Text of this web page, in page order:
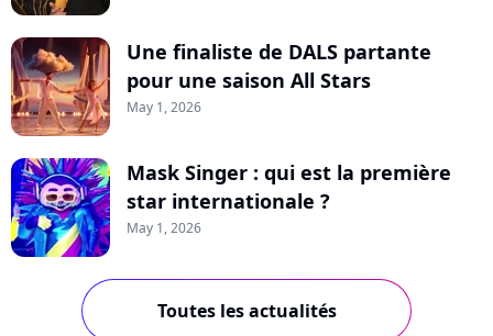
Une finaliste de DALS partante
pour une saison All Stars
May 1, 2026
Mask Singer : qui est la première
star internationale ?
May 1, 2026
Toutes les actualités